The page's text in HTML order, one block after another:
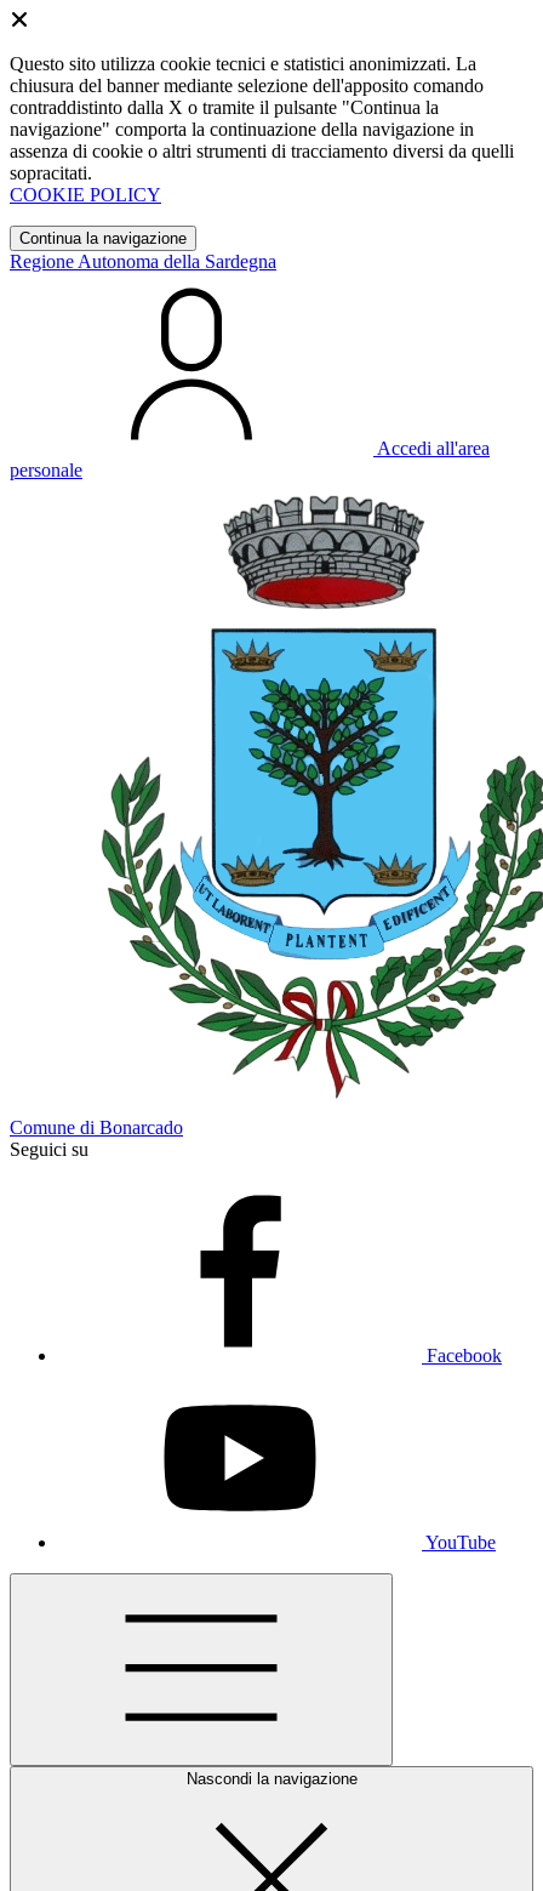
Questo sito utilizza cookie tecnici e statistici anonimizzati. La
chiusura del banner mediante selezione dell'apposito comando
contraddistinto dalla X o tramite il pulsante "Continua la
navigazione" comporta la continuazione della navigazione in
assenza di cookie o altri strumenti di tracciamento diversi da quelli
sopracitati.
COOKIE POLICY
Continua la navigazione
Regione Autonoma della Sardegna
Accedi all'area
personale
Comune di Bonarcado
Seguici su
Facebook
YouTube
Nascondi la navigazione